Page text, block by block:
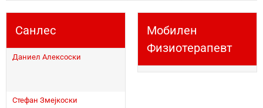
Санлес
Даниел Алексоски
Стефан Змејкоски
Мобилен
Физиотерапевт